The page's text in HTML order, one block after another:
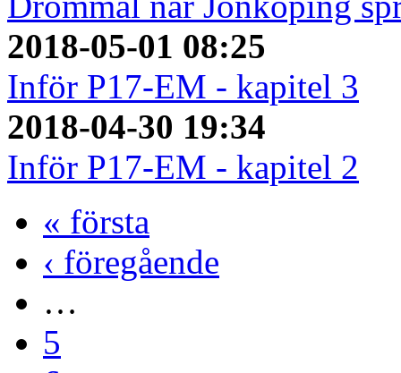
2018-05-01 08:25
Inför P17-EM - kapitel 3
2018-04-30 19:34
Inför P17-EM - kapitel 2
« första
‹ föregående
…
5